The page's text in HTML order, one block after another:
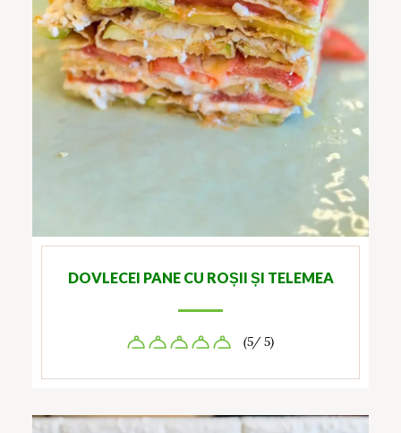
DOVLECEI PANE CU ROȘII ȘI TELEMEA
(5/ 5)